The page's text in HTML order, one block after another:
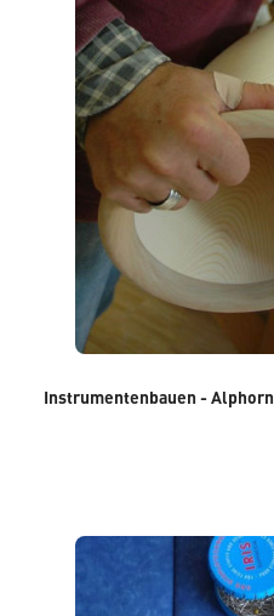
Instrumentenbauen - Alphorn